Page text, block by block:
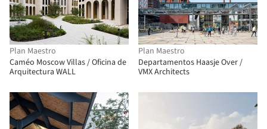
Plan Maestro
Caméo Moscow Villas / Oficina de
Arquitectura WALL
Plan Maestro
Departamentos Haasje Over /
VMX Architects